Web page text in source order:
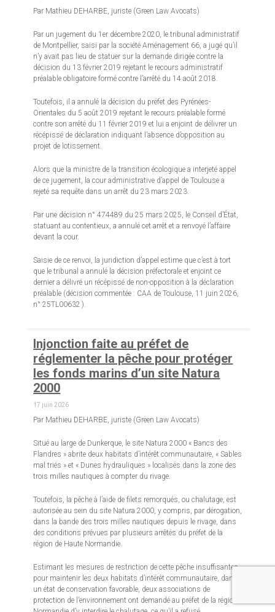
Par Mathieu DEHARBE, juriste (Green Law Avocats)
Par un jugement du 1er décembre 2020, le tribunal administratif
de Montpellier, saisi par la société Aménagement 66, a jugé qu’il
n’y avait pas lieu de statuer sur la demande dirigée contre la
décision du 13 février 2019 rejetant le recours administratif
préalable obligatoire formé contre l’arrêté du 14 août 2018.
Toutefois, il a annulé la décision du préfet des Pyrénées-
Orientales du 5 août 2019 rejetant le recours préalable formé
contre son arrêté du 11 février 2019 et lui a enjoint de délivrer un
récépissé de déclaration indiquant l’absence d’opposition au
projet de lotissement.
Alors que la ministre de la transition écologique a interjeté appel
de ce jugement, la cour administrative d’appel de Toulouse a
rejeté sa requête dans un arrêt du 23 mars 2023.
Par une décision n° 474489 du 25 mars 2025, le Conseil d’État,
statuant au contentieux, a annulé cet arrêt et a renvoyé l’affaire
devant la cour.
Saisie de ce renvoi, la juridiction d’appel estime que c’est à tort
que le tribunal a annulé la décision préfectorale et enjoint ce
dernier a délivré un récépissé de non-opposition à la déclaration
préalable (décision commentée : CAA de Toulouse, 11 juin 2026,
n° 25TL00632 ).
Injonction faite au préfet de
réglementer la pêche pour protéger
les fonds marins d’un site Natura
2000
17 juin 2026
Par Mathieu DEHARBE, juriste (Green Law Avocats)
Situé au large de Dunkerque, le site Natura 2000 « Bancs des
Flandres » abrite deux habitats d’intérêt communautaire, « Sables
mal triés » et « Dunes hydrauliques » localisés dans la zone des
trois milles nautiques à compter du rivage.
Toutefois, la pêche à l’aide de filets remorqués, ou chalutage, est
autorisée au sein du site Natura 2000, y compris, par dérogation,
dans la bande des trois milles nautiques depuis le rivage, dans
des conditions prévues par plusieurs arrêtés du préfet de la
région de Haute Normandie.
Estimant les mesures de restriction de cette pêche insuffisantes
pour maintenir les deux habitats d’intérêt communautaire, dans
un état de conservation favorable, deux associations de
protection de l’environnement ont demandé au préfet de la région